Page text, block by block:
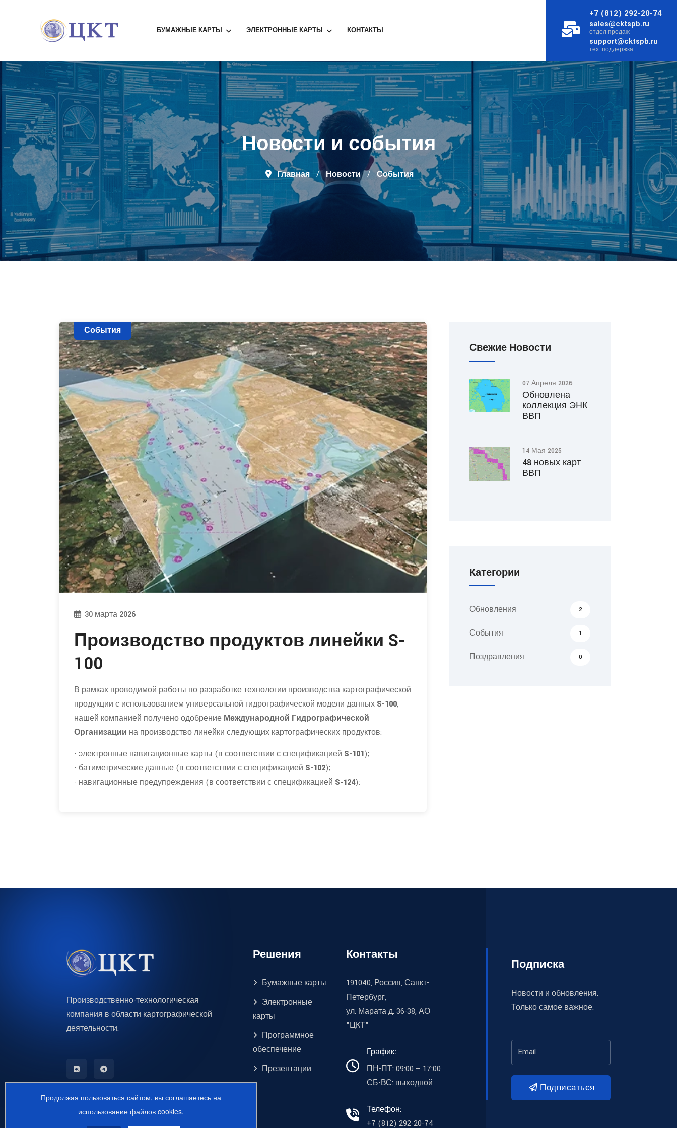
БУМАЖНЫЕ КАРТЫ ЭЛЕКТРОННЫЕ КАРТЫ КОНТАКТЫ
+7 (812) 292-20-74
sales@cktspb.ru
отдел продаж
support@cktspb.ru
тех. поддержка
Новости и события
Главная Новости События
30 марта 2026
События
Производство продуктов линейки S-
100
В рамках проводимой работы по разработке технологии производства картографической
продукции с использованием универсальной гидрографической модели данных S-100,
нашей компанией получено одобрение Международной Гидрографической
Организации на производство линейки следующих картографических продуктов:
- электронные навигационные карты (в соответствии с спецификацией S-101);
- батиметрические данные (в соответствии с спецификацией S-102);
- навигационные предупреждения (в соответствии с спецификацией S-124);
Свежие Новости
07 Апреля 2026
Обновлена
коллекция ЭНК
ВВП
14 Мая 2025
48 новых карт
ВВП
Категории
Обновления 2
События 1
Поздравления 0
Производственно-технологическая
компания в области картографической
деятельности.
Решения
Бумажные карты
Электронные
карты
Программное
обеспечение
Презентации
Контакты
191040, Россия, Санкт-
Петербург,
ул. Марата д. 36-38, АО
"ЦКТ"
График:
ПН-ПТ: 09:00 – 17:00
СБ-ВС: выходной
Телефон:
+7 (812) 292-20-74
Подписка
Новости и обновления.
Только самое важное.
Подписаться
Продолжая пользоваться сайтом, вы соглашаетесь на
использование файлов cookies.